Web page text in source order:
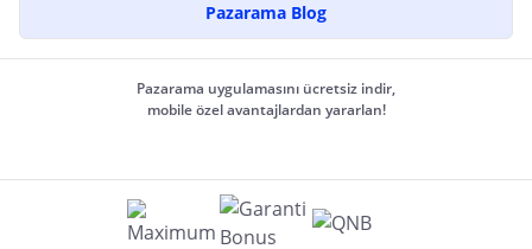
Pazarama Blog
Pazarama uygulamasını ücretsiz indir,
mobile özel avantajlardan yararlan!